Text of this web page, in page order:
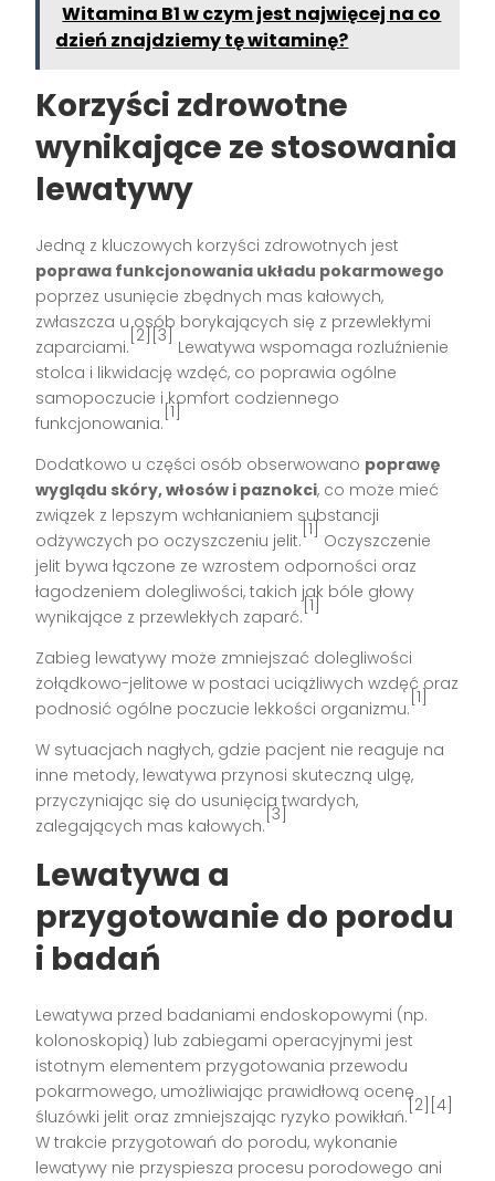
Witamina B1 w czym jest najwięcej na co
dzień znajdziemy tę witaminę?
Korzyści zdrowotne
wynikające ze stosowania
lewatywy
Jedną z kluczowych korzyści zdrowotnych jest
poprawa funkcjonowania układu pokarmowego
poprzez usunięcie zbędnych mas kałowych,
zwłaszcza u osób borykających się z przewlekłymi
zaparciami.
[2][3]
Lewatywa wspomaga rozluźnienie
stolca i likwidację wzdęć, co poprawia ogólne
samopoczucie i komfort codziennego
funkcjonowania.
[1]
Dodatkowo u części osób obserwowano poprawę
wyglądu skóry, włosów i paznokci, co może mieć
związek z lepszym wchłanianiem substancji
odżywczych po oczyszczeniu jelit.
[1]
Oczyszczenie
jelit bywa łączone ze wzrostem odporności oraz
łagodzeniem dolegliwości, takich jak bóle głowy
wynikające z przewlekłych zaparć.
[1]
Zabieg lewatywy może zmniejszać dolegliwości
żołądkowo-jelitowe w postaci uciążliwych wzdęć oraz
podnosić ogólne poczucie lekkości organizmu.
[1]
W sytuacjach nagłych, gdzie pacjent nie reaguje na
inne metody, lewatywa przynosi skuteczną ulgę,
przyczyniając się do usunięcia twardych,
zalegających mas kałowych.
[3]
Lewatywa a
przygotowanie do porodu
i badań
Lewatywa przed badaniami endoskopowymi (np.
kolonoskopią) lub zabiegami operacyjnymi jest
istotnym elementem przygotowania przewodu
pokarmowego, umożliwiając prawidłową ocenę
śluzówki jelit oraz zmniejszając ryzyko powikłań.
[2][4]
W trakcie przygotowań do porodu, wykonanie
lewatywy nie przyspiesza procesu porodowego ani